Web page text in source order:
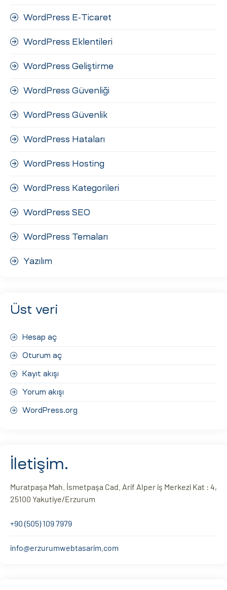
WordPress E-Ticaret
WordPress Eklentileri
WordPress Geliştirme
WordPress Güvenliği
WordPress Güvenlik
WordPress Hataları
WordPress Hosting
WordPress Kategorileri
WordPress SEO
WordPress Temaları
Yazılım
Üst veri
Hesap aç
Oturum aç
Kayıt akışı
Yorum akışı
WordPress.org
İletişim.
Muratpaşa Mah. İsmetpaşa Cad. Arif Alper iş Merkezi Kat : 4,
25100 Yakutiye/Erzurum
+90 (505) 109 7979
info@erzurumwebtasarim.com